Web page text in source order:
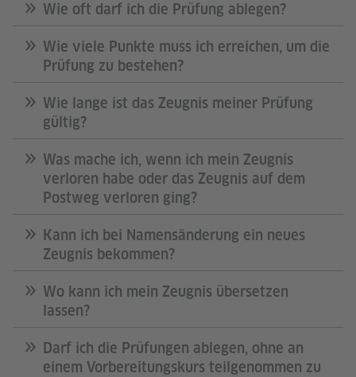
Wie oft darf ich die Prüfung ablegen?
Wie viele Punkte muss ich erreichen, um die
Prüfung zu bestehen?
Wie lange ist das Zeugnis meiner Prüfung
gültig?
Was mache ich, wenn ich mein Zeugnis
verloren habe oder das Zeugnis auf dem
Postweg verloren ging?
Kann ich bei Namensänderung ein neues
Zeugnis bekommen?
Wo kann ich mein Zeugnis übersetzen
lassen?
Darf ich die Prüfungen ablegen, ohne an
einem Vorbereitungskurs teilgenommen zu